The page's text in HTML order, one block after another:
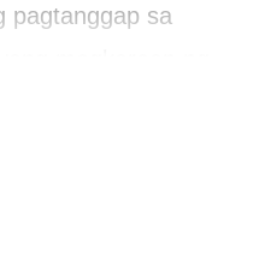
pagtanggap sa
ganito? Dahil ang
sa mga tao